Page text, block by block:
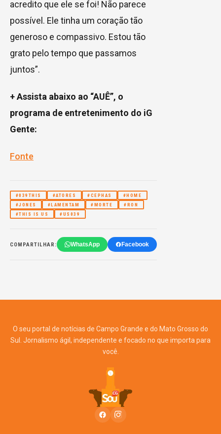
acredito que ele se foi! Não parece
possível. Ele tinha um coração tão
generoso e compassivo. Estou tão
grato pelo tempo que passamos
juntos”.
+ Assista abaixo ao “AUÊ”, o
programa de entretenimento do iG
Gente:
Fonte
#039THIS #ATORES #CEPHAS
#HOME
#JONES
#LAMENTAM #MORTE
#RON
#THIS IS US
#US039
COMPARTILHAR: WhatsApp Facebook
O seu portal de notícias de Campo Grande e do Mato Grosso do
Sul. Jornalismo ágil, independente e focado no que importa para
você.